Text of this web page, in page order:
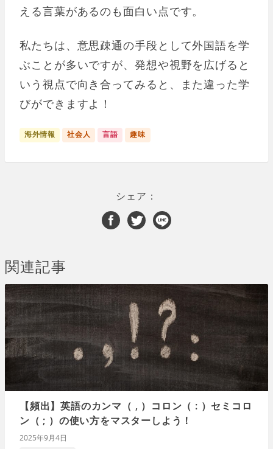
える言葉があるのも面白い点です。
私たちは、意思疎通の手段として外国語を学
ぶことが多いですが、発想や視野を広げると
いう視点で向き合ってみると、また違った学
びができますよ！
海外情報 社会人 言語 趣味
シェア：
関連記事
【頻出】英語のカンマ（ , ）コロン（ : ）セミコロ
ン（ ; ）の使い方をマスターしよう！
2025年9月4日